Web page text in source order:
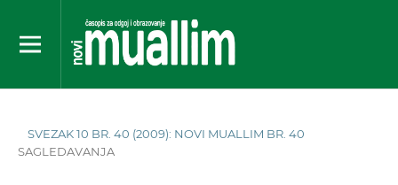
SVEZAK 10 BR. 40 (2009): NOVI MUALLIM BR. 40
SAGLEDAVANJA